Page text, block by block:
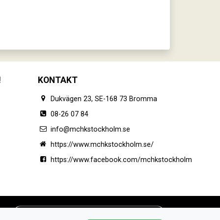
KONTAKT
Dukvägen 23, SE-168 73 Bromma
08-26 07 84
info@mchkstockholm.se
https://www.mchkstockholm.se/
https://www.facebook.com/mchkstockholm